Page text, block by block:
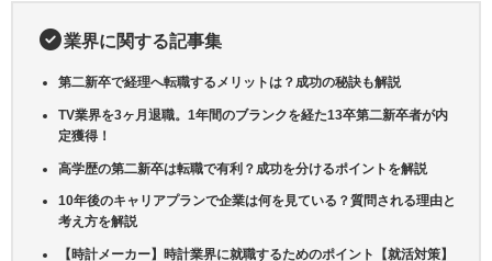
業界に関する記事集
第二新卒で経理へ転職するメリットは？成功の秘訣も解説
TV業界を3ヶ月退職。1年間のブランクを経た13卒第二新卒者が内
定獲得！
高学歴の第二新卒は転職で有利？成功を分けるポイントを解説
10年後のキャリアプランで企業は何を見ている？質問される理由と
考え方を解説
【時計メーカー】時計業界に就職するためのポイント【就活対策】